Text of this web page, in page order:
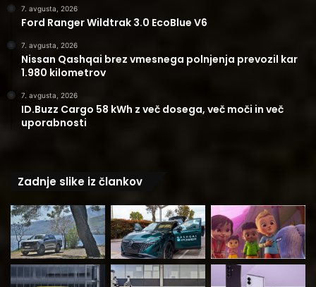
7. avgusta, 2026
Ford Ranger Wildtrak 3.0 EcoBlue V6
7. avgusta, 2026
Nissan Qashqai brez vmesnega polnjenja prevozil kar
1.980 kilometrov
7. avgusta, 2026
ID.Buzz Cargo 58 kWh z več dosega, več moči in več
uporabnosti
Zadnje slike iz člankov